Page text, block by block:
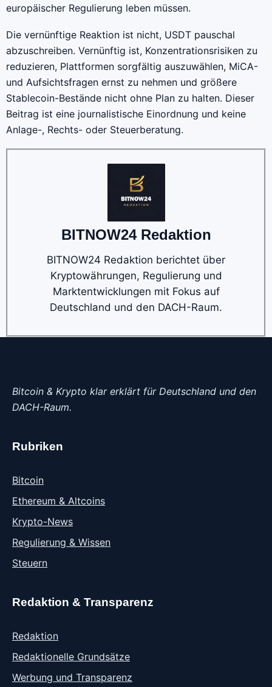
europäischer Regulierung leben müssen.
Die vernünftige Reaktion ist nicht, USDT pauschal
abzuschreiben. Vernünftig ist, Konzentrationsrisiken zu
reduzieren, Plattformen sorgfältig auszuwählen, MiCA-
und Aufsichtsfragen ernst zu nehmen und größere
Stablecoin-Bestände nicht ohne Plan zu halten. Dieser
Beitrag ist eine journalistische Einordnung und keine
Anlage-, Rechts- oder Steuerberatung.
BITNOW24 Redaktion
BITNOW24 Redaktion berichtet über
Kryptowährungen, Regulierung und
Marktentwicklungen mit Fokus auf
Deutschland und den DACH-Raum.
Bitcoin & Krypto klar erklärt für Deutschland und den
DACH-Raum.
Rubriken
Bitcoin
Ethereum & Altcoins
Krypto-News
Regulierung & Wissen
Steuern
Redaktion & Transparenz
Redaktion
Redaktionelle Grundsätze
Werbung und Transparenz